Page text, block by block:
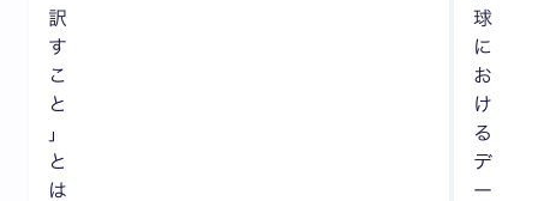
訳
す
こ
と
」
と
は
球
に
お
け
る
デ
ー